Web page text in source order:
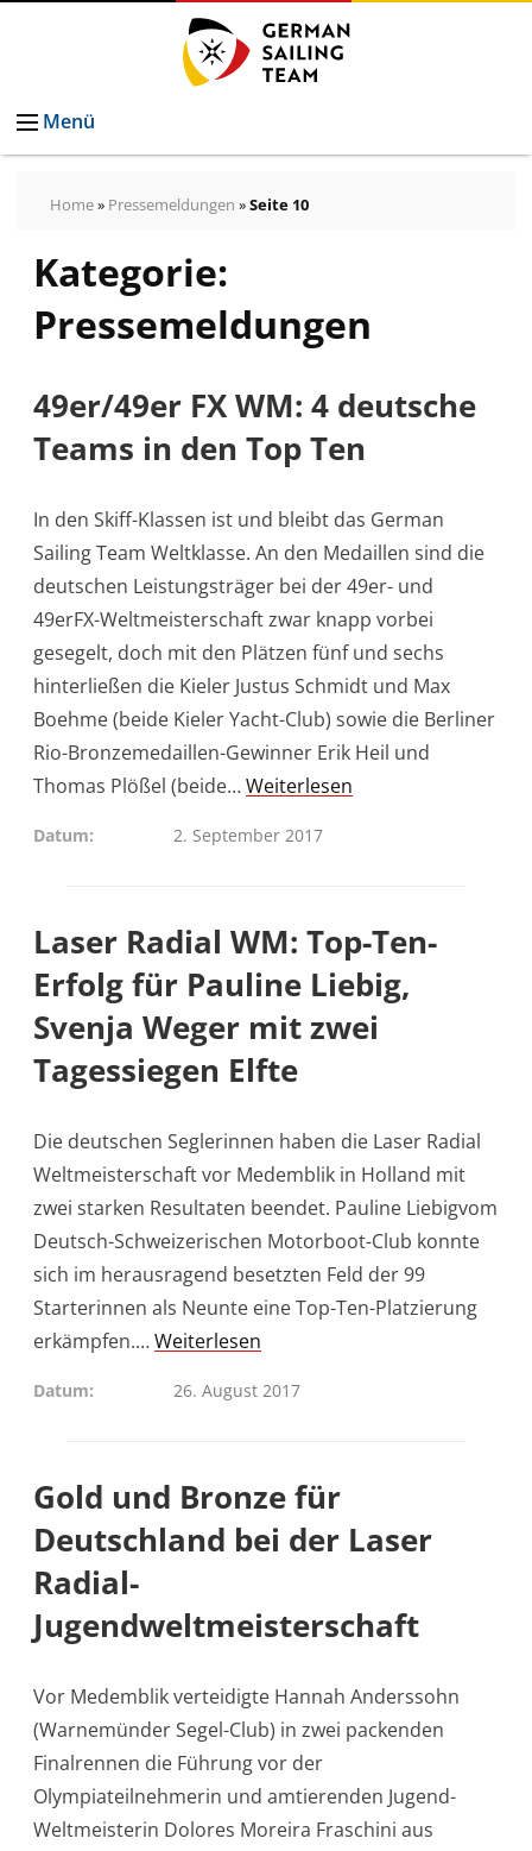
Menü
Home» Pressemeldungen »Seite 10
Pressemeldungen
Bilder
Pressekontakt
Sailing
Kategorie:
Pressemeldungen
49er/49er FX WM: 4 deutsche
Teams in den Top Ten
In den Skiff-Klassen ist und bleibt das German
Sailing Team Weltklasse. An den Medaillen sind die
deutschen Leistungsträger bei der 49er- und
49erFX-Weltmeisterschaft zwar knapp vorbei
gesegelt, doch mit den Plätzen fünf und sechs
hinterließen die Kieler Justus Schmidt und Max
Boehme (beide Kieler Yacht-Club) sowie die Berliner
Rio-Bronzemedaillen-Gewinner Erik Heil und
Thomas Plößel (beide…Weiterlesen
Datum 2. September 2017
Laser Radial WM: Top-Ten-
Erfolg für Pauline Liebig,
Svenja Weger mit zwei
Tagessiegen Elfte
Die deutschen Seglerinnen haben die Laser Radial
Weltmeisterschaft vor Medemblik in Holland mit
zwei starken Resultaten beendet. Pauline Liebigvom
Deutsch-Schweizerischen Motorboot-Club konnte
sich im herausragend besetzten Feld der 99
Starterinnen als Neunte eine Top-Ten-Platzierung
erkämpfen.…Weiterlesen
Datum 26. August 2017
Gold und Bronze für
Deutschland bei der Laser
Radial-
Jugendweltmeisterschaft
Vor Medemblik verteidigte Hannah Anderssohn
(Warnemünder Segel-Club) in zwei packenden
Finalrennen die Führung vor der
Olympiateilnehmerin und amtierenden Jugend-
Weltmeisterin Dolores Moreira Fraschini aus